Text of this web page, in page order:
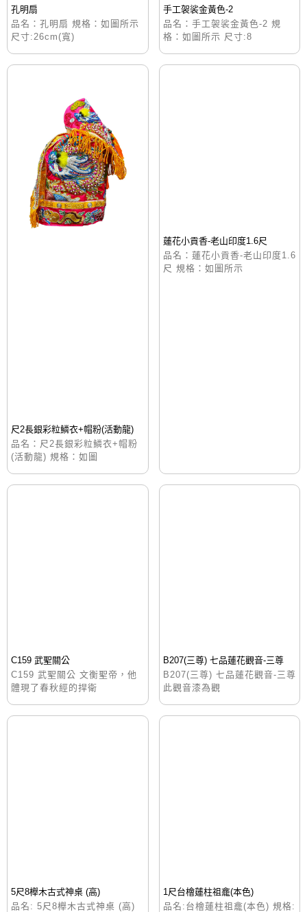
孔明扇
品名：孔明扇 規格：如圖所示
尺寸:26cm(寬)
手工袈裟金黃色-2
品名：手工袈裟金黃色-2 規
格：如圖所示 尺寸:8
尺2長銀彩粒鱗衣+帽粉(活動龍)
品名：尺2長銀彩粒鱗衣+帽粉
(活動龍) 規格：如圖
蓮花小貢香-老山印度1.6尺
品名：蓮花小貢香-老山印度1.6
尺 規格：如圖所示
C159 武聖關公
C159 武聖關公 文衡聖帝，他
體現了春秋經的捍衛
B207(三尊) 七品蓮花觀音-三尊
B207(三尊) 七品蓮花觀音-三尊
此觀音漆為觀
5尺8櫸木古式神桌 (高)
品名: 5尺8櫸木古式神桌 (高)
1尺台檜蓮柱祖龕(本色)
品名:台檜蓮柱祖龕(本色) 規格: